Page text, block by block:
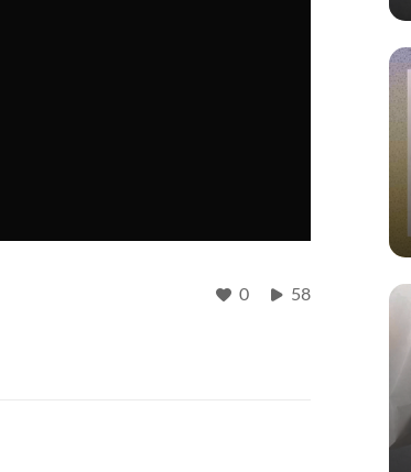
0 58